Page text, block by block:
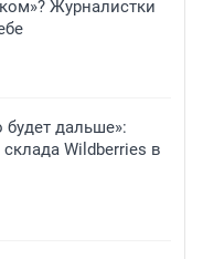
Журналистки
дальше»:
Wildberries в